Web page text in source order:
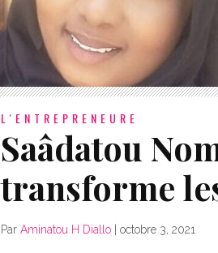
L'ENTREPRENEURE
Saâdatou
transforme
Par Aminatou H Diallo octobre 3, 2021